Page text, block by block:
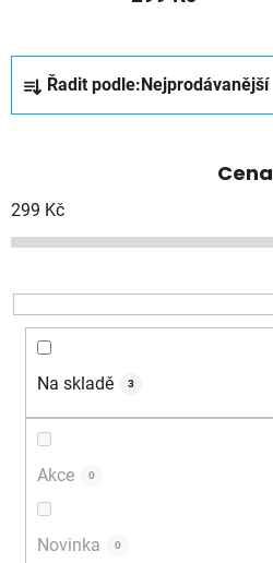
Ř
a
z
í
p
o
d
Řadit podle: Nejprodávanější
Cena
299 Kč
Na skladě 3
Akce 0
Novinka 0